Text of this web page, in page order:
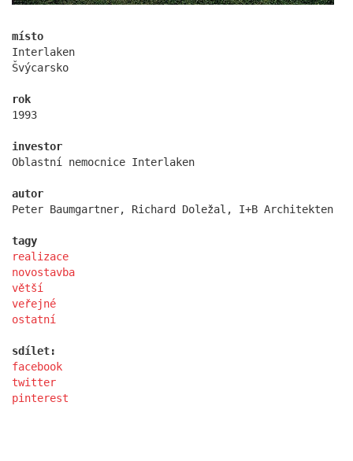
statek dobřichovice
místo
Interlaken
Švýcarsko
rok
1993
investor
Oblastní nemocnice Interlaken
autor
Peter Baumgartner, Richard Doležal, I+B Architekten
tagy
realizace
novostavba
větší
veřejné
ostatní
sdílet:
facebook
twitter
pinterest